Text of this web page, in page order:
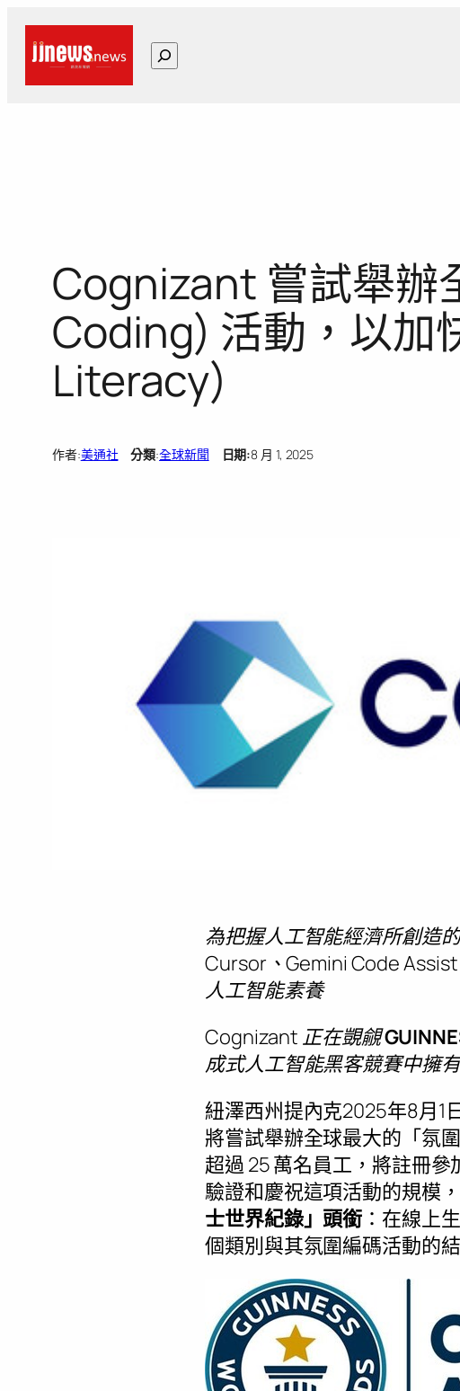
跳
搜
Cognizant 嘗試舉辦
Coding) 活動，以加
Literacy)
作者:美通社 分類:全球新聞 日期:8 月 1, 2025
為把握人工智能經濟所創造
Cursor、Gemini Code
人工智能素養
Cognizant 正在覬覦
成式人工智能黑客競賽中擁
紐澤西州提內克2025年8月1
將嘗試舉辦全球最大的「氛
超過 25 萬名員工，將註冊
驗證和慶祝這項活動的規模
士世界紀錄」頭銜 ：在線上
個類別與其氛圍編碼活動的